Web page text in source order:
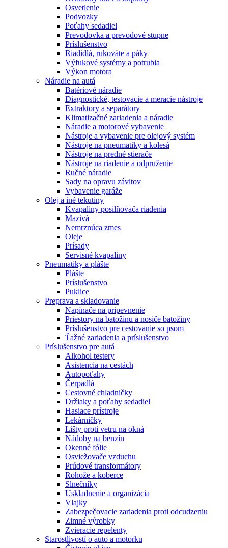
Osvetlenie
Podvozky
Poťahy sedadiel
Prevodovka a prevodové stupne
Príslušenstvo
Riadidlá, rukoväte a páky
Výfukové systémy a potrubia
Výkon motora
Náradie na autá
Batériové náradie
Diagnostické, testovacie a meracie nástroje
Extraktory a separátory
Klimatizačné zariadenia a náradie
Náradie a motorové vybavenie
Nástroje a vybavenie pre olejový systém
Nástroje na pneumatiky a kolesá
Nástroje na predné stierače
Nástroje na riadenie a odpruženie
Ručné náradie
Sady na opravu závitov
Vybavenie garáže
Olej a iné tekutiny
Kvapaliny posilňovača riadenia
Mazivá
Nemrznúca zmes
Oleje
Prísady
Servisné kvapaliny
Pneumatiky a plášte
Plášte
Príslušenstvo
Puklice
Preprava a skladovanie
Napínače na pripevnenie
Priestory na batožinu a nosiče batožiny
Príslušenstvo pre cestovanie so psom
Ťažné zariadenia a príslušenstvo
Príslušenstvo pre autá
Alkohol testery
Asistencia na cestách
Autopoťahy
Čerpadlá
Cestovné chladničky
Držiaky a poťahy sedadiel
Hasiace prístroje
Lekárničky
Lišty proti vetru na okná
Nádoby na benzín
Okenné fólie
Osviežovače vzduchu
Prúdové transformátory
Rohože a koberce
Slnečníky
Uskladnenie a organizácia
Vlajky
Zabezpečovacie zariadenia proti odcudzeniu
Zimné výrobky
Zvieracie repelenty
Starostlivostí o auto a motorku